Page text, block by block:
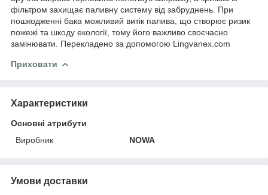
фільтром захищає паливну систему від забруднень. При
пошкодженні бака можливий витік палива, що створює ризик
пожежі та шкоду екології, тому його важливо своєчасно
замінювати. Перекладено за допомогою Lingvanex.com
Приховати
Характеристики
Основні атрибути
Виробник
NOWA
Умови доставки